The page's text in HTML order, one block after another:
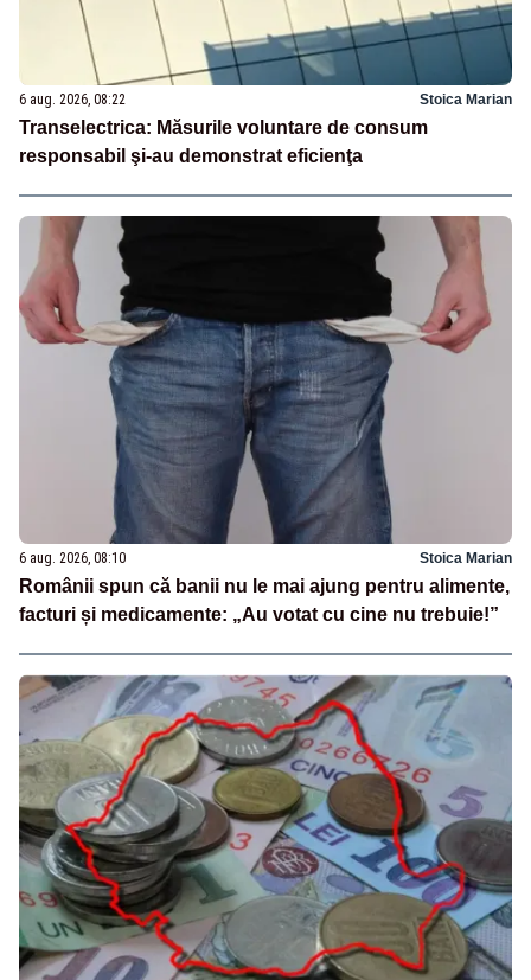
6 aug. 2026, 08:22 Stoica Marian
Transelectrica: Măsurile voluntare de consum
responsabil şi-au demonstrat eficienţa
6 aug. 2026, 08:10 Stoica Marian
Românii spun că banii nu le mai ajung pentru alimente,
facturi și medicamente: „Au votat cu cine nu trebuie!”